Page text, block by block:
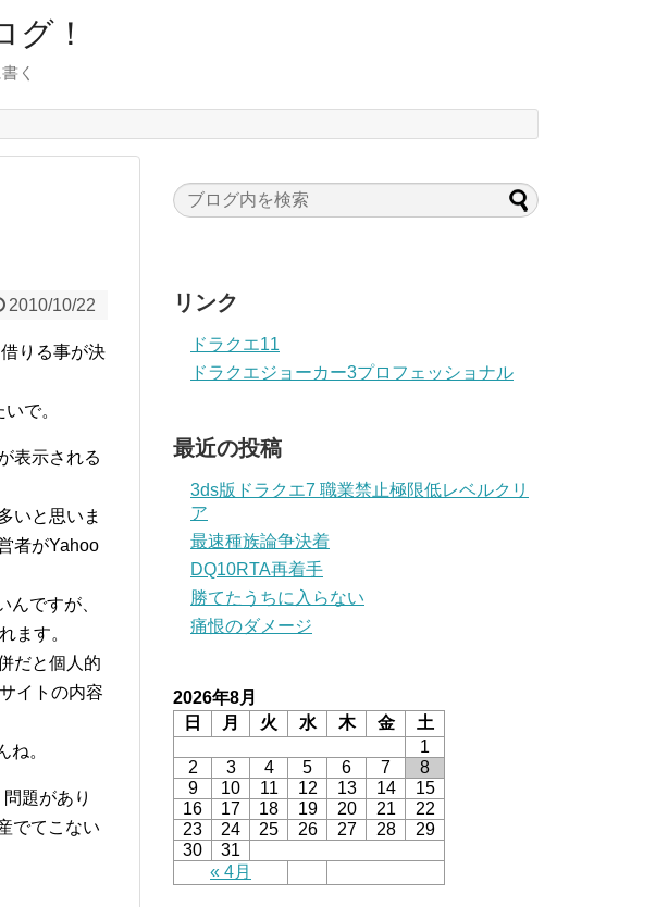
グ！
く
2010/10/22
りる事が決
で。
表示される
いと思いま
者がYahoo
ですが、
ます。
だと個人的
イトの内容
。
題があり
でてこない
リンク
ドラクエ11
ドラクエジョーカー3プロフェッショナル
最近の投稿
3ds版ドラクエ7 職業禁止極限低レベルクリ
ア
最速種族論争決着
DQ10RTA再着手
勝てたうちに入らない
痛恨のダメージ
2026年8月
日
月 火 水 木 金 土
« 4月
1
2
3 4 5 6 7
8
9
10 11 12 13 14
15
16
17 18 19 20 21
22
23
24 25 26 27 28
29
30
31